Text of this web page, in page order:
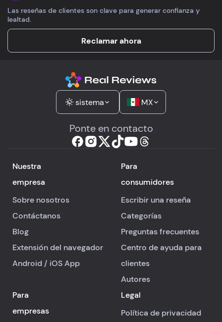
Las reseñas de clientes son clave para generar confianza y
lealtad.
Reclamar ahora
sistema MX
Ponte en contacto
Nuestra
empresa
Sobre nosotros
Contáctanos
Blog
Extensión del navegador
Android / iOSApp
Para
consumidores
Escribir una reseña
Categorías
Preguntas frecuentes
Centro de ayuda para
clientes
Autores
Para
empresas
Legal
Política de privacidad